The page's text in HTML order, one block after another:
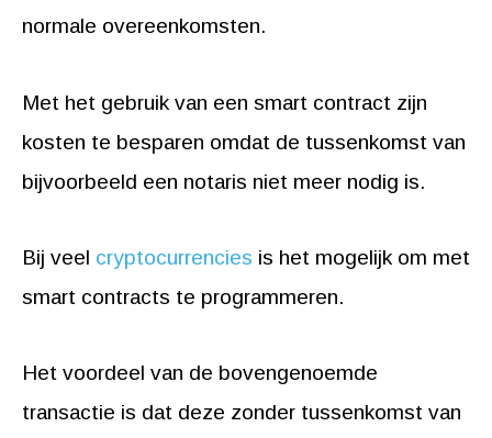
normale overeenkomsten.
Met het gebruik van een smart contract zijn
kosten te besparen omdat de tussenkomst van
bijvoorbeeld een notaris niet meer nodig is.
Bij veel cryptocurrencies is het mogelijk om met
smart contracts te programmeren.
Het voordeel van de bovengenoemde
transactie is dat deze zonder tussenkomst van